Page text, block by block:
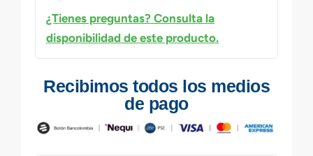
¿Tienes preguntas? Consulta la
disponibilidad de este producto.
Recibimos todos los medios
de pago